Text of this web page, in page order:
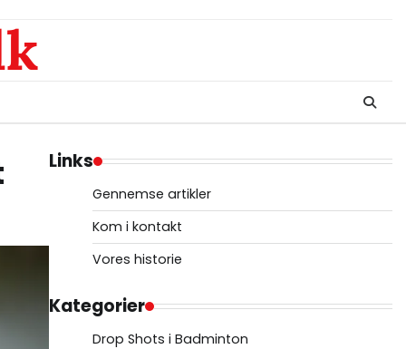
Links
Gennemse artikler
Kom i kontakt
Vores historie
Kategorier
Drop Shots i Badminton